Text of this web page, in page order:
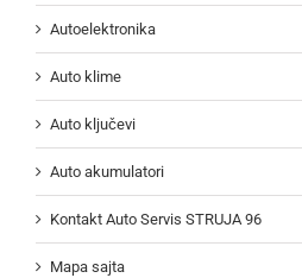
Autoelektronika
Auto klime
Auto ključevi
Auto akumulatori
Kontakt Auto Servis STRUJA 96
Mapa sajta